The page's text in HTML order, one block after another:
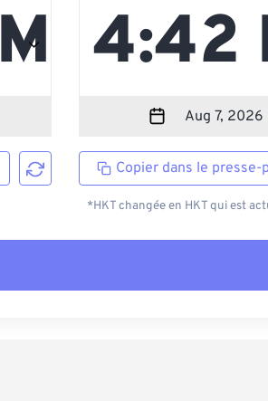
Copier dans le presse-
*HKT changée en HKT qui est